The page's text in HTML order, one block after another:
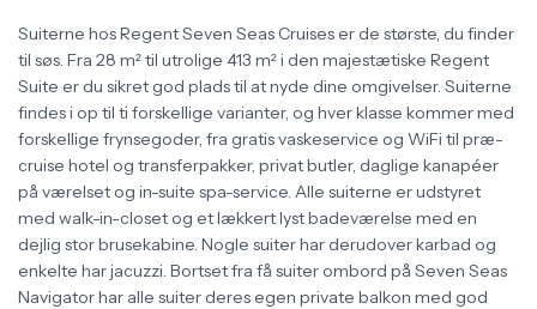
Suiterne hos Regent Seven Seas Cruises er de største, du finder
til søs. Fra 28 m² til utrolige 413 m² i den majestætiske Regent
Suite er du sikret god plads til at nyde dine omgivelser. Suiterne
findes i op til ti forskellige varianter, og hver klasse kommer med
forskellige frynsegoder, fra gratis vaskeservice og WiFi til præ-
cruise hotel og transferpakker, privat butler, daglige kanapéer
på værelset og in-suite spa-service. Alle suiterne er udstyret
med walk-in-closet og et lækkert lyst badeværelse med en
dejlig stor brusekabine. Nogle suiter har derudover karbad og
enkelte har jacuzzi. Bortset fra få suiter ombord på Seven Seas
Navigator har alle suiter deres egen private balkon med god